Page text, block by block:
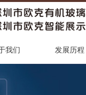
我们 发展历程